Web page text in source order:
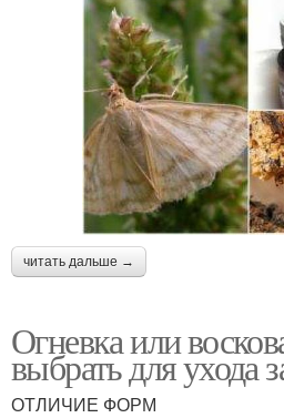
читать дальше →
Огневка или
выбрать для ухода
ОТЛИЧИЕ ФОРМ